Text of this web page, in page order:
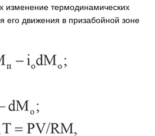
термодинамических
его движения в призабойной зоне